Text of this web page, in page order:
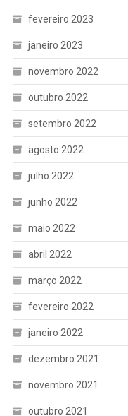
fevereiro 2023
janeiro 2023
novembro 2022
outubro 2022
setembro 2022
agosto 2022
julho 2022
junho 2022
maio 2022
abril 2022
março 2022
fevereiro 2022
janeiro 2022
dezembro 2021
novembro 2021
outubro 2021